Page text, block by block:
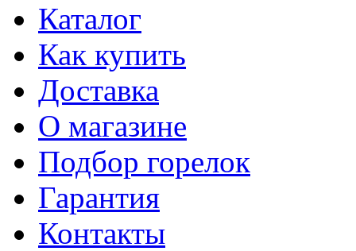
Каталог
Как купить
Доставка
О магазине
Подбор горелок
Гарантия
Контакты